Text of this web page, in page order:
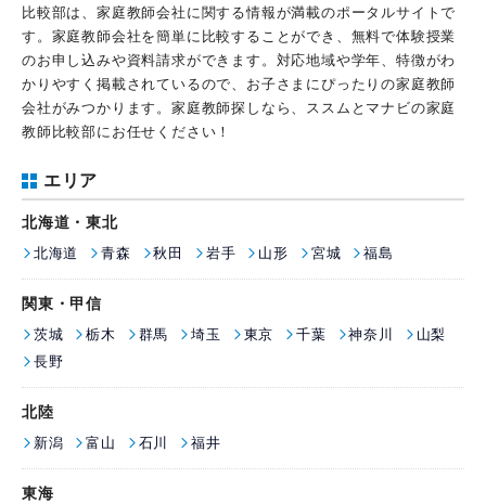
比較部は、家庭教師会社に関する情報が満載のポータルサイトで
す。家庭教師会社を簡単に比較することができ、無料で体験授業
のお申し込みや資料請求ができます。対応地域や学年、特徴がわ
かりやすく掲載されているので、お子さまにぴったりの家庭教師
会社がみつかります。家庭教師探しなら、ススムとマナビの家庭
教師比較部にお任せください！
エリア
北海道・東北
北海道
青森 秋田 岩手 山形 宮城 福島
関東・甲信
茨城
栃木 群馬 埼玉 東京 千葉 神奈川
山梨
長野
北陸
新潟
富山 石川 福井
東海